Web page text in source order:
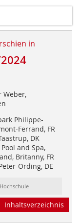
in
Weber,
Philippe-
Ferrand, FR
DK
and Spa,
Britanny, FR
Ording, DE
Inhaltsverzeichnis